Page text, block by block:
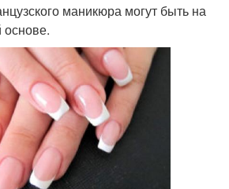
маникюра могут быть на
основе.